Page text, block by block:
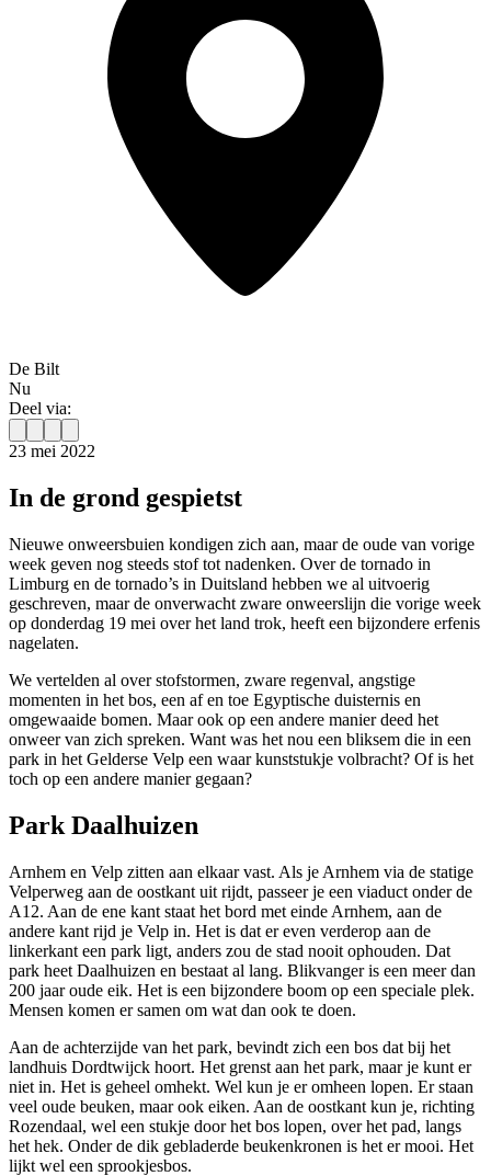
De Bilt
Nu
Deel via:
23 mei 2022
In de grond gespietst
Nieuwe onweersbuien kondigen zich aan, maar de oude van vorige
week geven nog steeds stof tot nadenken. Over de tornado in
Limburg en de tornado’s in Duitsland hebben we al uitvoerig
geschreven, maar de onverwacht zware onweerslijn die vorige week
op donderdag 19 mei over het land trok, heeft een bijzondere erfenis
nagelaten.
We vertelden al over stofstormen, zware regenval, angstige
momenten in het bos, een af en toe Egyptische duisternis en
omgewaaide bomen. Maar ook op een andere manier deed het
onweer van zich spreken. Want was het nou een bliksem die in een
park in het Gelderse Velp een waar kunststukje volbracht? Of is het
toch op een andere manier gegaan?
Park Daalhuizen
Arnhem en Velp zitten aan elkaar vast. Als je Arnhem via de statige
Velperweg aan de oostkant uit rijdt, passeer je een viaduct onder de
A12. Aan de ene kant staat het bord met einde Arnhem, aan de
andere kant rijd je Velp in. Het is dat er even verderop aan de
linkerkant een park ligt, anders zou de stad nooit ophouden. Dat
park heet Daalhuizen en bestaat al lang. Blikvanger is een meer dan
200 jaar oude eik. Het is een bijzondere boom op een speciale plek.
Mensen komen er samen om wat dan ook te doen.
Aan de achterzijde van het park, bevindt zich een bos dat bij het
landhuis Dordtwijck hoort. Het grenst aan het park, maar je kunt er
niet in. Het is geheel omhekt. Wel kun je er omheen lopen. Er staan
veel oude beuken, maar ook eiken. Aan de oostkant kun je, richting
Rozendaal, wel een stukje door het bos lopen, over het pad, langs
het hek. Onder de dik gebladerde beukenkronen is het er mooi. Het
lijkt wel een sprookjesbos.